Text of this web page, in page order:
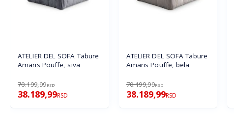
ATELIER DEL SOFA Tabure
Amaris Pouffe, siva
70.199,99RSD
38.189,99RSD
ATELIER DEL SOFA Tabure
Amaris Pouffe, bela
70.199,99RSD
38.189,99RSD